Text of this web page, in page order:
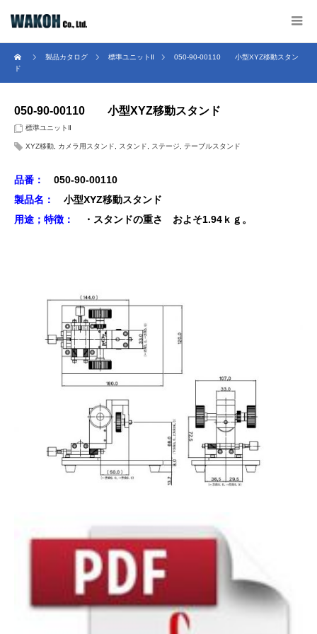
製品カタログ 標準ユニットⅡ
050-90-00110 小型XYZ移動スタン
ド
050-90-00110 小型XYZ移動スタンド
標準ユニットⅡ
XYZ移動 カメラ用スタンド スタンド ステージ テーブルスタンド
品番：
050-90-00110
製品名：
小型XYZ移動スタンド
用途；特徴：
・スタンドの重さ およそ1.94ｋｇ。